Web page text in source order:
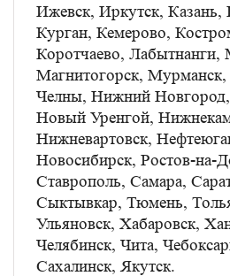
Ижевск, Иркутск, Казань,
Курган, Кемерово,
Коротчаево, Лабытнанги,
Магнитогорск,
Челны, Нижний
Новый Уренгой,
Нижневартовск,
Новосибирск, Ростов-на-
Ставрополь, Самара,
Сыктывкар, Тюмень,
Ульяновск, Хабаровск,
Челябинск, Чита,
Сахалинск, Якутск.